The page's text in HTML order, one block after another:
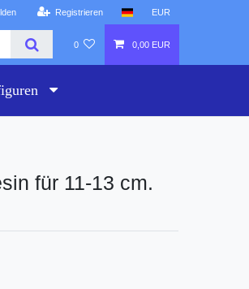
Registrieren EUR
0 0,00 EUR
für 11-13 cm.